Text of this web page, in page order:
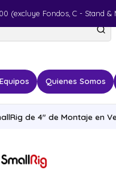
Quienes Somos
(excluye Fondos, C - Stand &
de 4" de Montaje en